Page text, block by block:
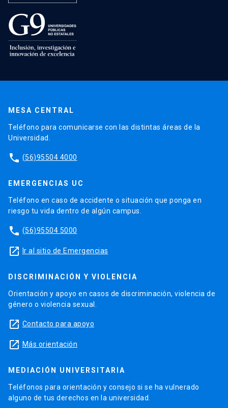
MESA CENTRAL
Teléfono para comunicarse con las distintas áreas de la
Universidad.
phone (56)95504 4000
EMERGENCIAS UC
Teléfono en caso de accidente o situación que ponga en
riesgo tu vida dentro de algún campus.
phone (56)95504 5000
launch Ir al sitio de Emergencias
DISCRIMINACIÓN Y VIOLENCIA
Orientación y apoyo en casos de discriminación, violencia de
género o violencia sexual.
launch Contacto para apoyo
launch Más orientación
MEDIACIÓN UNIVERSITARIA
Teléfonos para orientación y consejo si se ha vulnerado
alguno de tus derechos en la universidad.